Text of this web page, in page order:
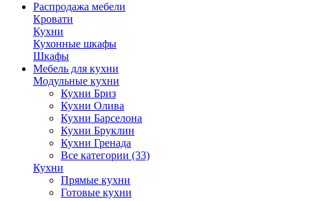
Распродажа мебели
Кровати
Кухни
Кухонные шкафы
Шкафы
Мебель для кухни
Модульные кухни
Кухни Бриз
Кухни Олива
Кухни Барселона
Кухни Бруклин
Кухни Гренада
Все категории (33)
Кухни
Прямые кухни
Готовые кухни